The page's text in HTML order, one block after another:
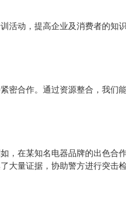
活动，提高企业及消费者的知
密合作。通过资源整合，我们
，在某知名电器品牌的出色合
大量证据，协助警方进行突击